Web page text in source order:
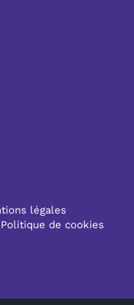
légales
Politique de cookies